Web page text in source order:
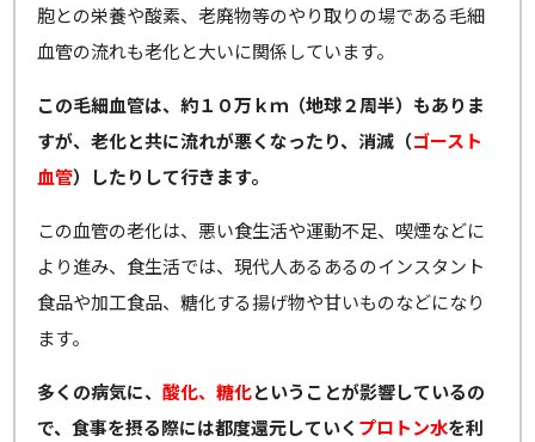
胞との栄養や酸素、老廃物等のやり取りの場である毛細
血管の流れも老化と大いに関係しています。
この毛細血管は、約１０万ｋｍ（地球２周半）もありま
すが、老化と共に流れが悪くなったり、消滅（ゴースト
血管）したりして行きます。
この血管の老化は、悪い食生活や運動不足、喫煙などに
より進み、食生活では、現代人あるあるのインスタント
食品や加工食品、糖化する揚げ物や甘いものなどになり
ます。
多くの病気に、酸化、糖化ということが影響しているの
で、食事を摂る際には都度還元していく プロトン水を利